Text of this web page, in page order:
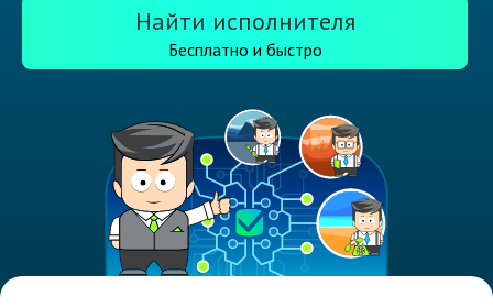
Найти исполнителя
Бесплатно и быстро